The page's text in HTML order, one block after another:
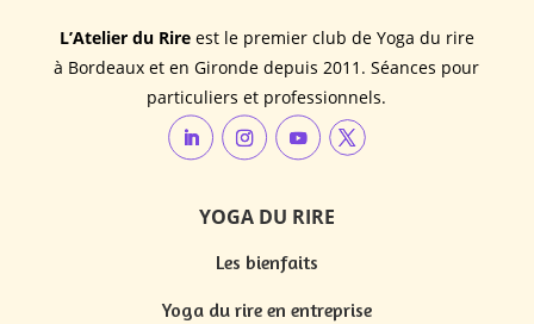
L’Atelier du Rireest le premier club de Yoga du rire
à Bordeaux et en Gironde depuis 2011. Séances pour
particuliers et professionnels.
YOGA DU RIRE
Les bienfaits
Yoga du rire en entreprise